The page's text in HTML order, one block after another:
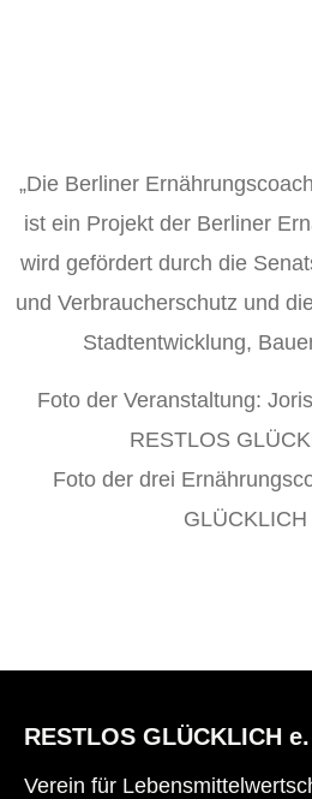
„Die Berliner
ist ein Projekt der Berliner
wird gefördert durch die
und Verbraucherschutz und
Stadtentwicklung,
Foto der Veranstaltung:
RESTLOS
Foto der drei
GLÜCKLICH
RESTLOS GLÜCKLICH e.
Verein für